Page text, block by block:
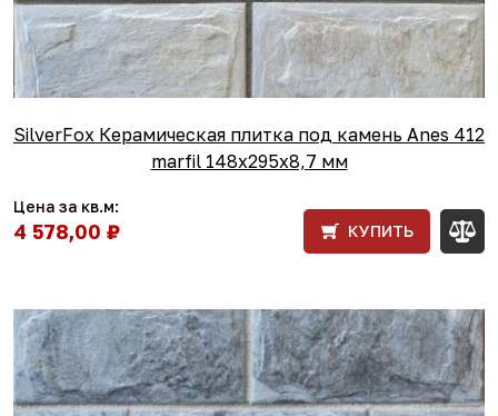
SilverFox Керамическая плитка под камень Anes 412
marfil 148x295х8,7 мм
Цена за кв.м:
4 578,00 ₽ КУПИТЬ